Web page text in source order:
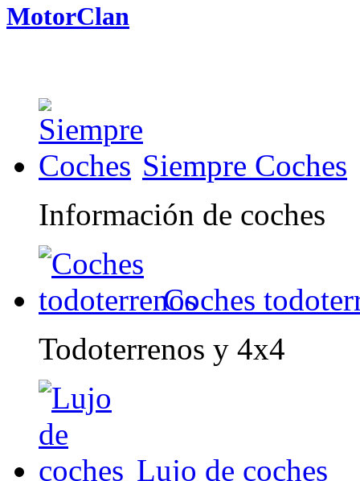
MotorClan
Siempre Coches
Información de coches
Coches
Todoterrenos y 4x4
Lujo de coches